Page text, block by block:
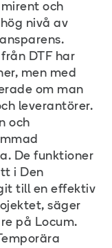
och
nivå av
DTF har
men med
om man
leverantörer.
och
De funktioner
i Den
till en effektiv
säger
på Locum.